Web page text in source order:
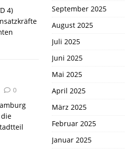
4)
0
September 2025
August 2025
Juli 2025
Juni 2025
Mai 2025
April 2025
März 2025
Februar 2025
Januar 2025